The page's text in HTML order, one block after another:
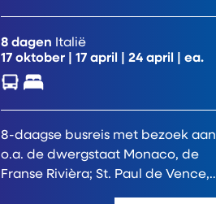
8 dagen Italië
17 oktober| 17 april 24 april | ea.
8-daagse busreis met bezoek aan
o.a. de dwergstaat Monaco, de
Franse Rivièra; St. Paul de Vence,